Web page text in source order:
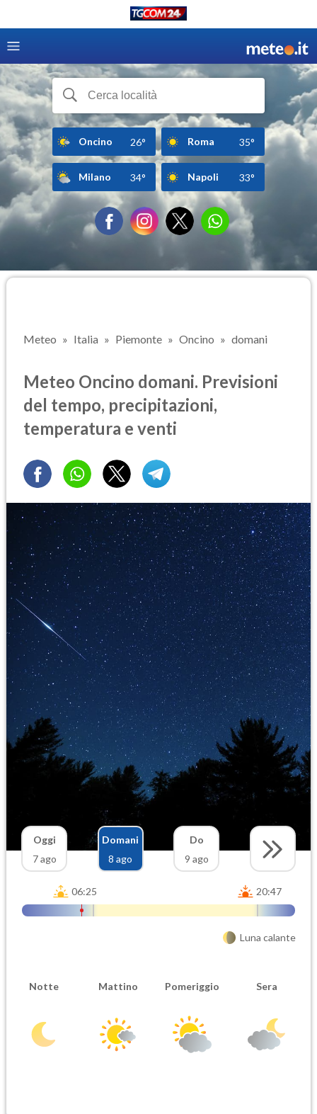
Oncino 26° Roma 35°
Milano 34° Napoli 33°
Meteo Italia Piemonte Oncino domani
Meteo Oncino domani. Previsioni
del tempo, precipitazioni,
temperatura e venti
Oggi
7 ago
Domani
8 ago
Do
9 ago
06:25 20:47
Luna calante
Notte Mattino Pomeriggio Sera